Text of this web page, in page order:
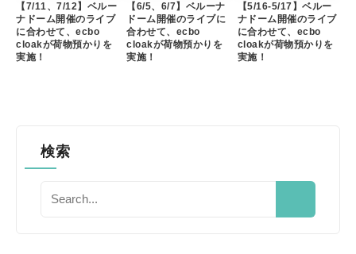
【7/11、7/12】ベルー
ナドーム開催のライブ
に合わせて、ecbo
cloakが荷物預かりを
実施！
【6/5、6/7】ベルーナ
ドーム開催のライブに
合わせて、ecbo
cloakが荷物預かりを
実施！
【5/16-5/17】ベルー
ナドーム開催のライブ
に合わせて、ecbo
cloakが荷物預かりを
実施！
検索